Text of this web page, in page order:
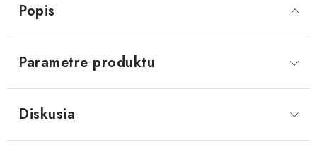
Popis
Parametre produktu
Diskusia